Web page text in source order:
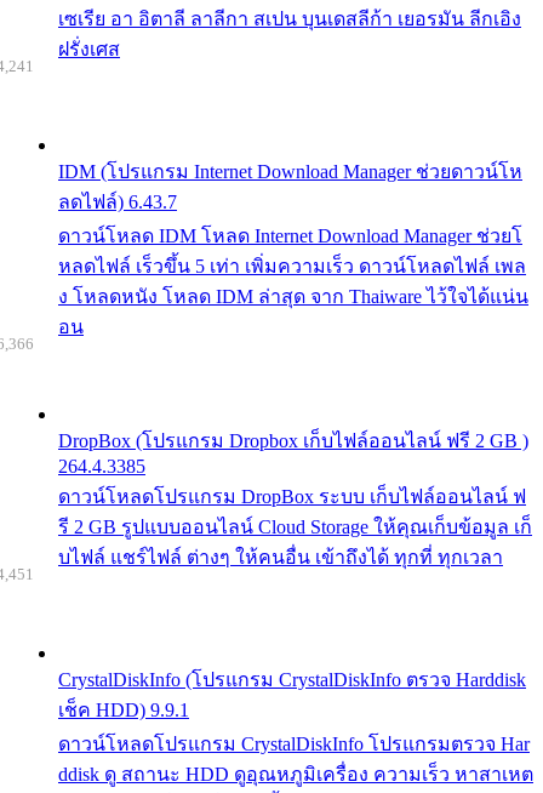
เซเรีย อา อิตาลี ลาลีกา สเปน บุนเดสลีก้า เยอรมัน ลีกเอิง
ฝรั่งเศส
IDM (โปรแกรม Internet Download Manager ช่วยดาวน์โห
ลดไฟล์) 6.43.7
ดาวน์โหลด IDM โหลด Internet Download Manager ช่วยโ
หลดไฟล์ เร็วขึ้น 5 เท่า เพิ่มความเร็ว ดาวน์โหลดไฟล์ เพล
ง โหลดหนัง โหลด IDM ล่าสุด จาก Thaiware ไว้ใจได้แน่น
อน
DropBox (โปรแกรม Dropbox เก็บไฟล์ออนไลน์ ฟรี 2 GB )
264.4.3385
ดาวน์โหลดโปรแกรม DropBox ระบบ เก็บไฟล์ออนไลน์ ฟ
รี 2 GB รูปแบบออนไลน์ Cloud Storage ให้คุณเก็บข้อมูล เก็
บไฟล์ แชร์ไฟล์ ต่างๆ ให้คนอื่น เข้าถึงได้ ทุกที่ ทุกเวลา
CrystalDiskInfo (โปรแกรม CrystalDiskInfo ตรวจ Harddisk
เช็ค HDD) 9.9.1
ดาวน์โหลดโปรแกรม CrystalDiskInfo โปรแกรมตรวจ Har
ddisk ดู สถานะ HDD ดูอุณหภูมิเครื่อง ความเร็ว หาสาเหต